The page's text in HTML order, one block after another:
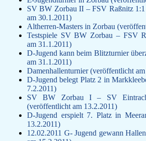
SV BW Zorbau II – FSV Raßnitz
am 30.1.2011)
Altherren-Masters in Zorbau
Testspiele SV BW Zorbau – FSV
am 31.1.2011)
D-Jugend kann beim Blitzturnier
am 31.1.2011)
Damenhallenturnier (veröffentlicht
D-Jugend belegt Platz 2 in
7.2.2011)
SV BW Zorbau I – SV
(veröffentlicht am 13.2.2011)
D-Jugend erspielt 7. Platz in
13.2.2011)
12.02.2011 G- Jugend gewann